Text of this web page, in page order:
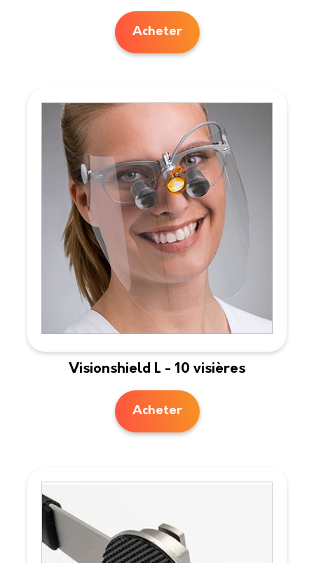
Acheter
Visionshield L - 10 visières
Acheter